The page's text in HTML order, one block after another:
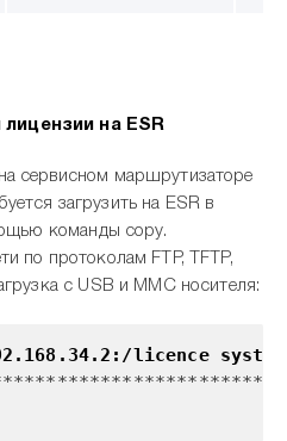
на ESR
сервисном маршрутизаторе
загрузить на ESR в
команды copy.
по протоколам FTP, TFTP,
с USB и MMC носителя:
licence